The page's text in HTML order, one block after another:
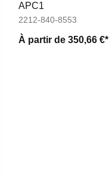
APC1
2212-840-8553
À partir de 350,66 €*